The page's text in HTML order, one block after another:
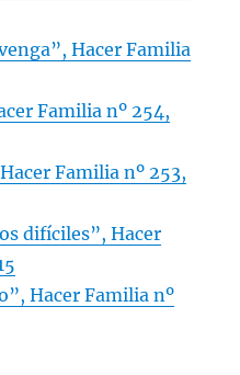
Hacer Familia
Familia nº 254,
Familia nº 253,
difíciles”, Hacer
Hacer Familia nº